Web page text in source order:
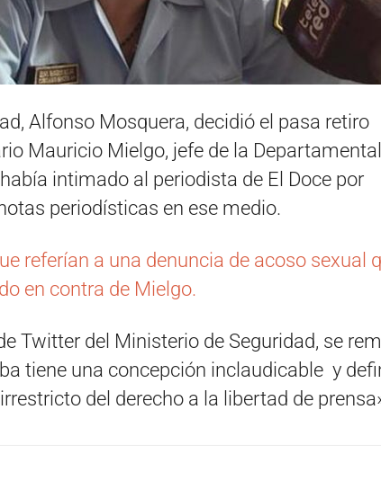
Alfonso Mosquera, decidió el pasa retiro
Mauricio Mielgo, jefe de la Departamental
intimado al periodista de El Doce por
periodísticas en ese medio.
referían a una denuncia de acoso sexual
en contra de Mielgo.
Twitter del Ministerio de Seguridad, se
tiene una concepción inclaudicable y
del derecho a la libertad de